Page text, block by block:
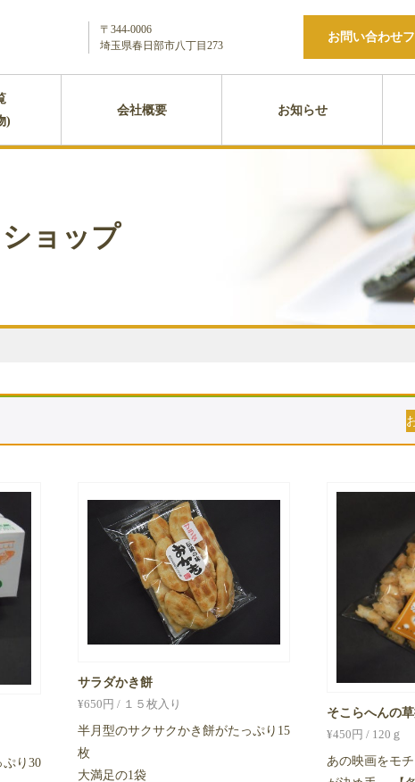
〒344-0006
埼玉県春日部市八丁目273
お問い合わせ
)
会社概要 お知らせ
ショップ
り30
サラダかき餅
¥650 円 / １５枚入り
半月型のサクサクかき餅がたっぷり15
枚
大満足の1袋
そこらへんの
¥450 円 / 120ｇ
あの映画をモ